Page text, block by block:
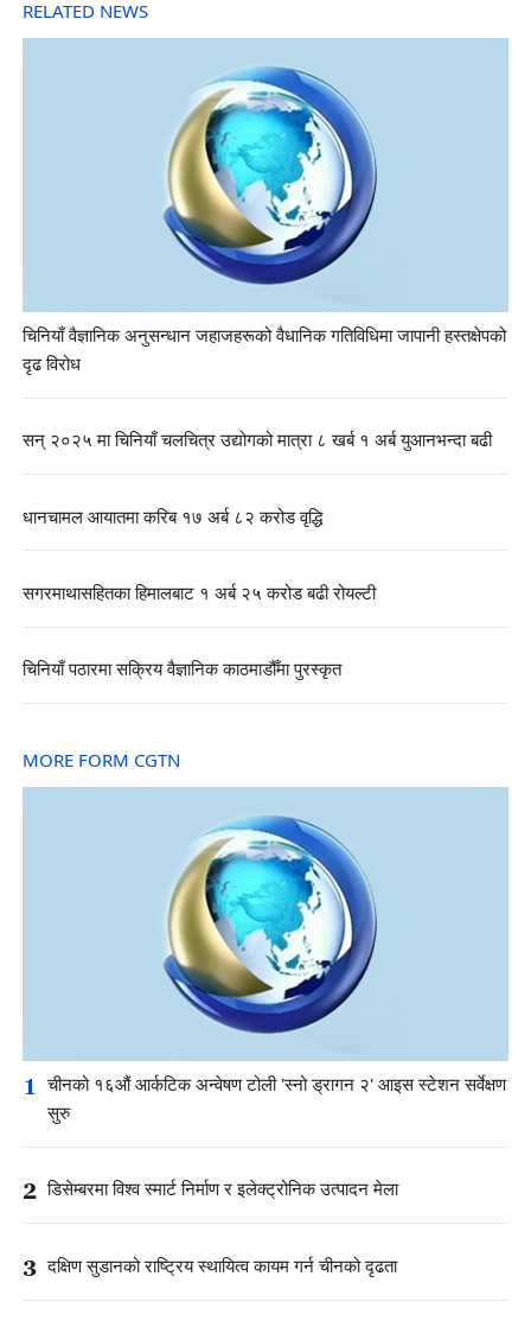
RELATED NEWS
चिनियाँ वैज्ञानिक अनुसन्धान जहाजहरूको वैधानिक गतिविधिमा जापानी हस्तक्षेपको
दृढ विरोध
सन् २०२५ मा चिनियाँ चलचित्र उद्योगको मात्रा ८ खर्ब १ अर्ब युआनभन्दा बढी
धानचामल आयातमा करिब १७ अर्ब ८२ करोड वृद्धि
सगरमाथासहितका हिमालबाट १ अर्ब २५ करोड बढी रोयल्टी
चिनियाँ पठारमा सक्रिय वैज्ञानिक काठमाडौँमा पुरस्कृत
MORE FORM CGTN
1 चीनको १६औं आर्कटिक अन्वेषण टोली 'स्नो ड्रागन २' आइस स्टेशन सर्वेक्षण
सुरु
2 डिसेम्बरमा विश्व स्मार्ट निर्माण र इलेक्ट्रोनिक उत्पादन मेला
3 दक्षिण सुडानको राष्ट्रिय स्थायित्व कायम गर्न चीनको दृढता